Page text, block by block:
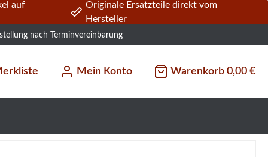
auf
Originale Ersatzteile direkt vom
Hersteller
nach Terminvereinbarung
Mein Konto Warenkorb 0,00 €